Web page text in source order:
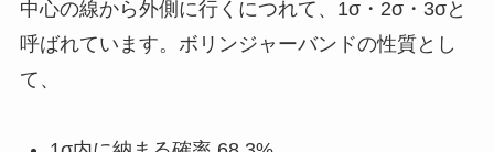
中心の線から外側に行くにつれて、1σ・2σ・3σと
呼ばれています。ボリンジャーバンドの性質とし
て、